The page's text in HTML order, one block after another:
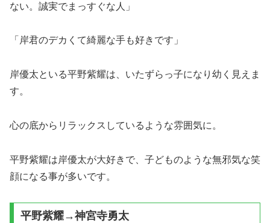
ない。誠実でまっすぐな人」
「岸君のデカくて綺麗な手も好きです」
岸優太といる平野紫耀は、いたずらっ子になり幼く見えま
す。
心の底からリラックスしているような雰囲気に。
平野紫耀は岸優太が大好きで、子どものような無邪気な笑
顔になる事が多いです。
平野紫耀→神宮寺勇太